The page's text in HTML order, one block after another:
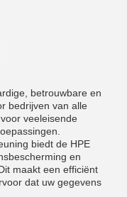
betrouwbare en
bedrijven van alle
veeleisende
biedt de HPE
en
maakt een efficiënt
dat uw gegevens